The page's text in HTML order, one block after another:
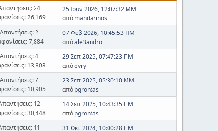
24
26,169
25 Ιουν 2026, 12:07:32 ΜΜ
από mandarinos
Απαντήσεις: 2
7,884
07 Φεβ 2026, 10:45:53 ΠΜ
απόale3andro
Απαντήσεις: 4
13,803
29 Σεπ 2025, 07:47:23 ΠΜ
απόevry
Απαντήσεις: 7
10,905
23 Σεπ 2025, 05:30:10 ΜΜ
από pgrontas
12
30,448
14 Σεπ 2025, 10:43:35 ΠΜ
από pgrontas
11
31 Οκτ 2024, 10:00:28 ΠΜ